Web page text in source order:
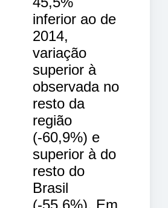
inferior ao de
2014,
variação
superior à
observada no
resto da
região
(-60,9%) e
superior à do
resto do
Brasil
(-55,6%). Em